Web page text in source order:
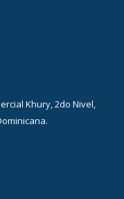
Khury, 2do Nivel,